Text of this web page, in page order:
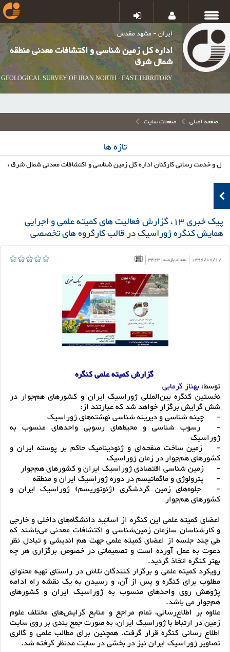
ایران - مشهد مقدس
اداره کل زمین شناسی و اکتشافات معدنی منطقه
شمال شرق
GEOLOGICAL SURVEY OF IRAN NORTH - EAST TERRITORY
صفحه اصلی صفحات سایت
تازه ها
رسانی کارکنان اداره کل زمین شناسی و اکتشافات معدنی شمال شرق در
پیک خبری 13، گزارش فعالیت های کمیته علمی و اجرایی
همایش کنگره ژوراسیک در قالب کارگروه های تخصصی
1396/07/17 تعداد بازدید: 3423
گزارش کمیته علمی کنگره
توسط:بهناز گرمابی
نخستین کنگره بین‌المللی ژوراسیک ایران و کشورهای هم‌جوار در
شش گرایش برگزار خواهد شد که عبارتند از:
- چینه شناسی و دیرینه شناسی نهشته‌های ژوراسیک
- رسوب شناسی و محیط‌های رسوبی واحدهای منسوب به
ژوراسیک
- زمین ساخت صفحه‌ای و ژئودینامیک حاکم بر پوسته ایران و
کشورهای هم‌جوار در زمان ژوراسیک
- زمین شناسی اقتصادی ژوراسیک ایران و کشورهای هم‌جوار
- پترولوژی و ماگماتیسم در دوره ژوراسیک ایران و منطقه
- جلوه‌های زمین گردشگری (ژئوتوریسم) ژوراسیک ایران و
کشورهای هم‌جوار
اعضای کمیته علمی این کنگره از اساتید دانشگاه‌های داخلی و خارجی
و کارشناسان سازمان زمین‌شناسی و اکتشافات معدنی می‌باشند که
طی چند جلسه از اعضای کمیته علمی جهت هم اندیشی و تبادل نظر
دعوت به عمل آورده است و تصمیماتی در خصوص برگزاری هر چه
بهتر کنگره اتخاذ گردید.
رویکرد کمیته علمی و برگزار کنندگان تلاش در راستای تهیه محتوای
مطلوب برای کنگره و پس از آن، و رسیدن به یک نقشه راه ادامه
پژوهش روی واحدهای منسوب به ژوراسیک ایران و کشورهای
هم‌جوار می باشد.
علاوه بر اطلاع‌رسانی، تمام مراجع و منابع گرایش‌های مختلف علوم
زمین در ارتباط با ژوراسیک ایران، به صورت جمع بندی بر روی سایت
اطلاع رسانی کنگره قرار گرفت. همچنین برای مطالب علمی و گالری
تصاویر ژوراسیک ایران نیز در بخشی در سایت مدنظر گرفته شد.